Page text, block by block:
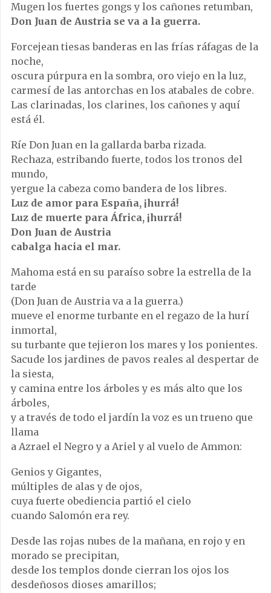
Mugen los fuertes gongs y los cañones retumban,
Don Juan de Austria se va a la guerra.
Forcejean tiesas banderas en las frías ráfagas de la
noche,
oscura púrpura en la sombra, oro viejo en la luz,
carmesí de las antorchas en los atabales de cobre.
Las clarinadas, los clarines, los cañones y aquí
está él.
Ríe Don Juan en la gallarda barba rizada.
Rechaza, estribando fuerte, todos los tronos del
mundo,
yergue la cabeza como bandera de los libres.
Luz de amor para España, ¡hurrá!
Luz de muerte para África, ¡hurrá!
Don Juan de Austria
cabalga hacia el mar.
Mahoma está en su paraíso sobre la estrella de la
tarde
(Don Juan de Austria va a la guerra.)
mueve el enorme turbante en el regazo de la hurí
inmortal,
su turbante que tejieron los mares y los ponientes.
Sacude los jardines de pavos reales al despertar de
la siesta,
y camina entre los árboles y es más alto que los
árboles,
y a través de todo el jardín la voz es un trueno que
llama
a Azrael el Negro y a Ariel y al vuelo de Ammon:
Genios y Gigantes,
múltiples de alas y de ojos,
cuya fuerte obediencia partió el cielo
cuando Salomón era rey.
Desde las rojas nubes de la mañana, en rojo y en
morado se precipitan,
desde los templos donde cierran los ojos los
desdeñosos dioses amarillos;